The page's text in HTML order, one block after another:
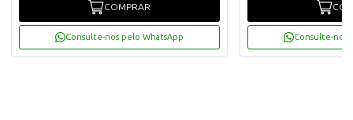
COMPRAR
Consulte-nos pelo WhatsApp Consulte-nos